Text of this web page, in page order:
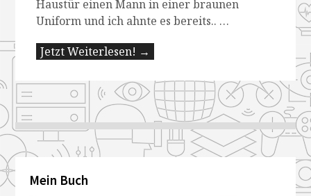
Haustür einen Mann in einer braunen
Uniform und ich ahnte es bereits.. …
Jetzt Weiterlesen! →
Mein Buch